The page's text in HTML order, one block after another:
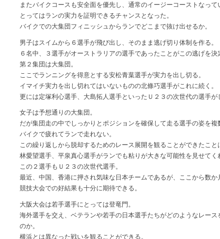
またバイクコースも安全面を優先し、通常のイージーコーストなっ
とってはランの実力を証明できるチャンスとなった。
バイクでの大集団フィニッシュからランでどこまで抜け出せるか。
男子はスイムから６選手が飛び出し、そのまま逃げ切り体制を作る。
６名中、３選手がオーストラリアの選手であったことがこの逃げを決
第２集団は大集団。
ここでランニングを得意とする安松青葉選手が実力を出し切る。
イマイチ実力を出し切れてはいないものの北條巧選手がこれに続く。
更には定塚利心選手、大島拓人選手といったＵ２３の次世代の選手
女子は予想通りの大集団。
だが集団走の中でしっかりとポジションを確保して走る選手の姿を
バイクで疲れてランで走れない。
この繰り返しから脱却するためのレース展開を観ることができたこと
林愛望選手、平泉真心選手がランでも粘りが大きな可能性を見せてく
この２選手もＵ２３の次世代選手。
最近、中国、香港に押され気味な日本チームであるが、ここから数
競技大会での好結果も十分に期待できる。
大阪大会は若手選手にとっては登竜門。
海外選手を交え、ベテランや若手の日本選手たちがどのようなレー
のか。
横浜とは異なった戦いを観ることができる。